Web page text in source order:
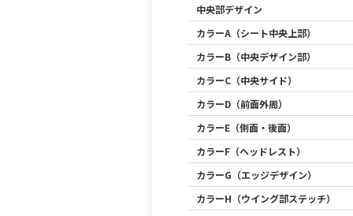
中央部デザイン
カラーA（シート中央上部）
カラーB（中央デザイン部）
カラーC（中央サイド）
カラーD（前面外周）
カラーE（側面・後面）
カラーF（ヘッドレスト）
カラーG（エッジデザイン）
カラーH（ウイング部ステッチ）